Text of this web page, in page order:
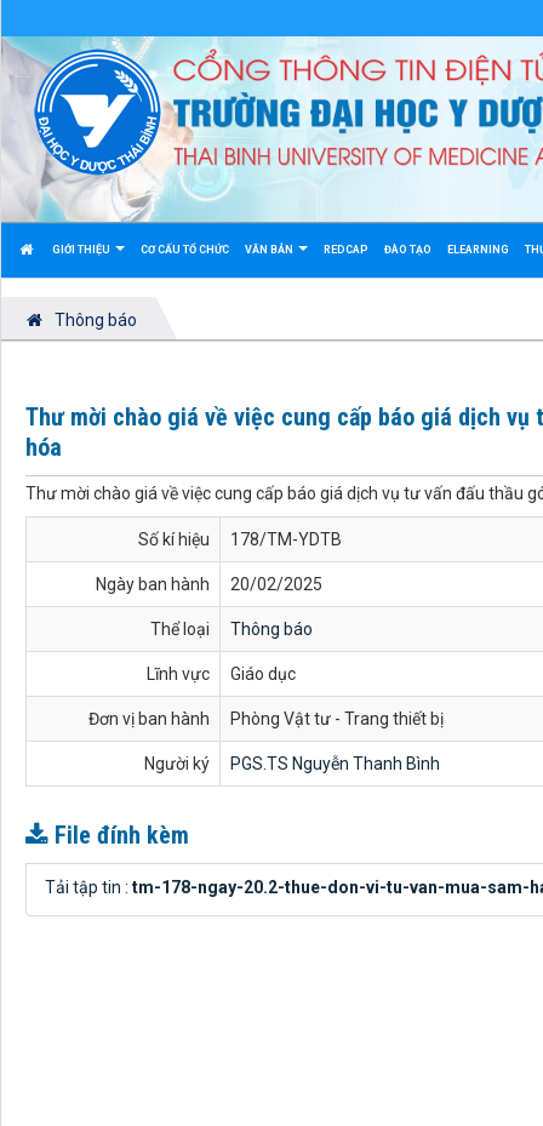
GIỚI THIỆU CƠ CẤU TỔ CHỨC VĂN BẢN REDCAP ĐÀO TẠO ELEARNING
Thông báo
Thư mời chào giá về việc cung cấp báo giá dịch vụ
hóa
Thư mời chào giá về việc cung cấp báo giá dịch vụ tư vấn đấu thầu
Số kí hiệu 178/TM-YDTB
Ngày ban hành 20/02/2025
Thể loại Thông báo
Lĩnh vực Giáo dục
Đơn vị ban hành Phòng Vật tư - Trang thiết bị
Người ký PGS.TS Nguyễn Thanh Bình
File đính kèm
Tải tập tin : tm-178-ngay-20.2-thue-don-vi-tu-van-mua-sam-